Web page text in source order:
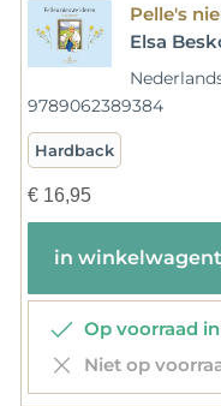
Pelle's
Elsa
9789062389384
Hardback
€16,95
in
Op voorraad
Niet op